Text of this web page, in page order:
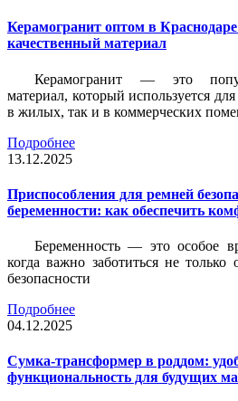
Керамогранит оптом в
качественный материал
Керамогранит — это
материал, который используется
в жилых, так и в коммерческих
Подробнее
13.12.2025
Приспособления для ремней
беременности: как обеспечить
Беременность — это особое
когда важно заботиться не
безопасности
Подробнее
04.12.2025
Сумка-трансформер в роддом:
функциональность для будущих